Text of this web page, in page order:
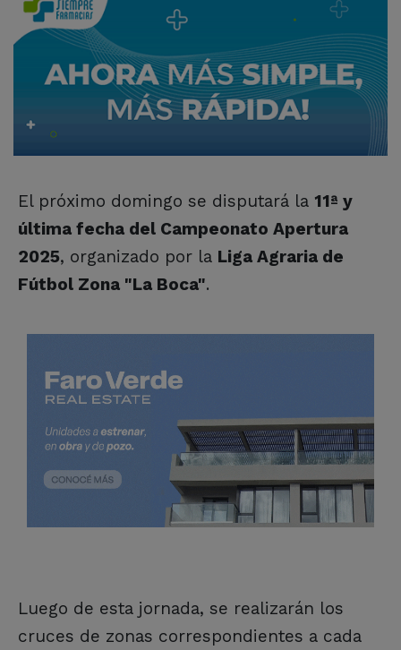
El próximo domingo se disputará la 11ª y
última fecha del Campeonato Apertura
2025, organizado por la Liga Agraria de
Fútbol Zona "La Boca".
Luego de esta jornada, se realizarán los
cruces de zonas correspondientes a cada